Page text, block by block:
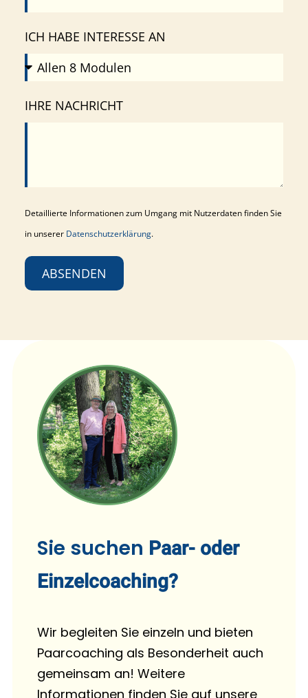
ICH HABE INTERESSE AN
IHRE NACHRICHT
Detaillierte Informationen zum Umgang mit Nutzerdaten finden Sie
in unserer Datenschutzerklärung.
ABSENDEN
Sie suchen Paar- oder
Einzelcoaching?
Wir begleiten Sie einzeln und bieten
Paarcoaching als Besonderheit auch
gemeinsam an! Weitere
Informationen finden Sie auf unsere